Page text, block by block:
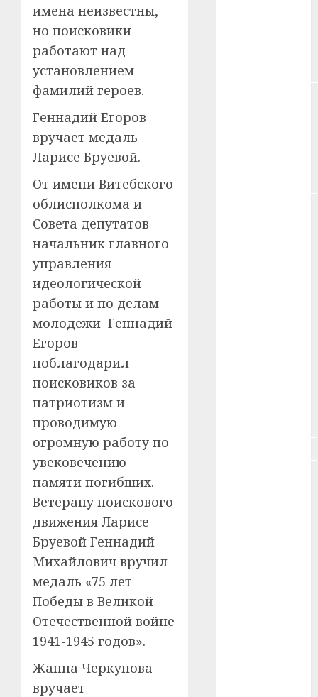
имена неизвестны,
но поисковики
работают над
установлением
фамилий героев.
Геннадий Егоров
вручает медаль
Ларисе Бруевой.
От имени Витебского
облисполкома и
Совета депутатов
начальник главного
управления
идеологической
работы и по делам
молодежи Геннадий
Егоров
поблагодарил
поисковиков за
патриотизм и
проводимую
огромную работу по
увековечению
памяти погибших.
Ветерану поискового
движения Ларисе
Бруевой Геннадий
Михайлович вручил
медаль «75 лет
Победы в Великой
Отечественной войне
1941-1945 годов».
Жанна Черкунова
вручает